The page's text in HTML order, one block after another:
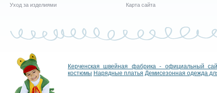
Уход за изделиями Карта сайта
Керченская швейная фабрика - официальный
костюмы Нарядные платья Демисезонная одежда